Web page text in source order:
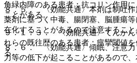
角緑内障のある患者：抗コリン作用
ことがある。
９．１．３． 〈効能共通〉てんかん
れらの既往歴のある患者：痙攣閾値
る。
８．５． 〈効能共通〉本剤は制吐作
薬剤に基づく中毒、腸閉塞、脳腫瘍
在化することがあるので注意すること
８．６． 〈効能共通〉傾眠、注意力
力等の低下が起こることがあるので